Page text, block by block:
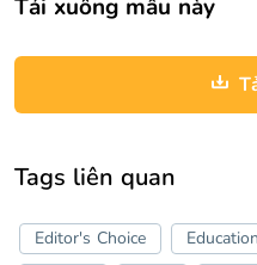
Tải xuống mẫu này
Tags liên quan
Editor's Choice Education